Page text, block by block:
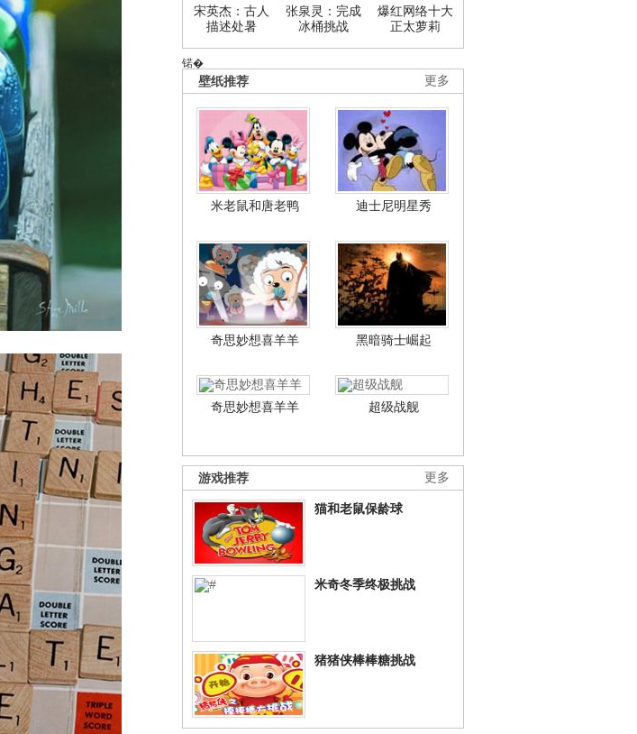
宋英杰：古人
描述处暑
张泉灵：完成
冰桶挑战
爆红网络十大
正太萝莉
锘�
更多
壁纸推荐
米老鼠和唐老鸭 迪士尼明星秀
奇思妙想喜羊羊 黑暗骑士崛起
奇思妙想喜羊羊 超级战舰
更多
游戏推荐
猫和老鼠保龄球
米奇冬季终极挑战
猪猪侠棒棒糖挑战